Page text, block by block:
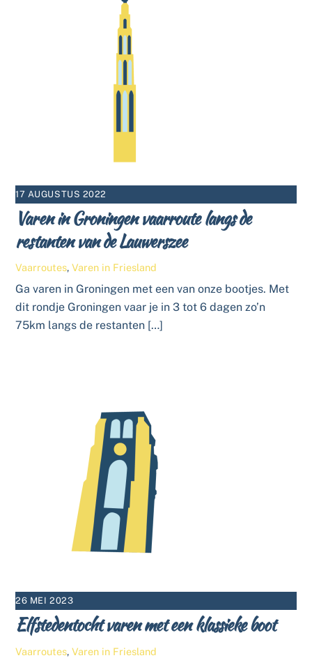
17 AUGUSTUS 2022
Varen in Groningen vaarroute langs de
restanten van de Lauwerszee
Vaarroutes,Varen in Friesland
Ga varen in Groningen met een van onze bootjes. Met
dit rondje Groningen vaar je in 3 tot 6 dagen zo’n
75km langs de restanten […]
26 MEI 2023
Elfstedentocht varen met een klassieke boot
Vaarroutes,Varen in Friesland